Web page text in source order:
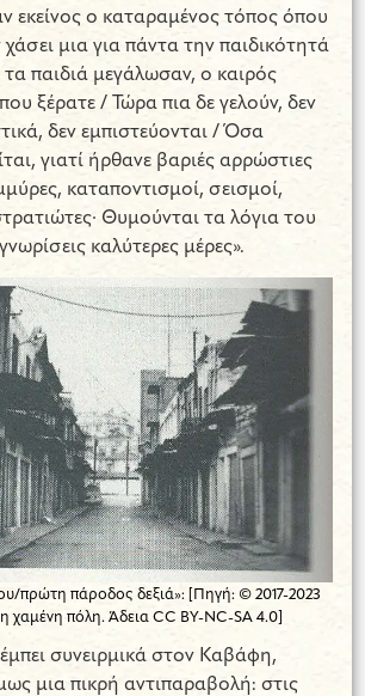
εκείνος ο καταραμένος τόπος όπου
μια για πάντα την παιδικότητά
παιδιά μεγάλωσαν, ο καιρός
ξέρατε / Τώρα πια δε γελούν, δεν
δεν εμπιστεύονται / Όσα
γιατί ήρθανε βαριές αρρώστιες
καταποντισμοί, σεισμοί,
Θυμούνται τα λόγια του
καλύτερες μέρες».
πρώτη πάροδος δεξιά»: [Πηγή: © 2017-2023
χαμένη πόλη. Άδεια CC BY-NC-SA 4.0]
συνειρμικά στον Καβάφη,
μια πικρή αντιπαραβολή: στις